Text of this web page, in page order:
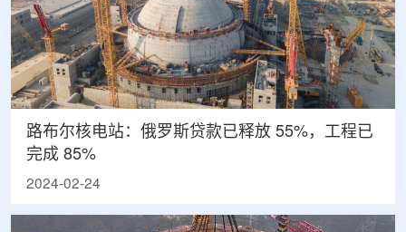
路布尔核电站：俄罗斯贷款已释放 55%，工程已
完成 85%
2024-02-24